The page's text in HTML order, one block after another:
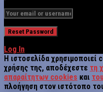
Log In
Η ιστοσελίδα
χρήσης της, αποδέχεστε τη
απαραίτητων cookies και
πλοήγηση στον ιστότοπο